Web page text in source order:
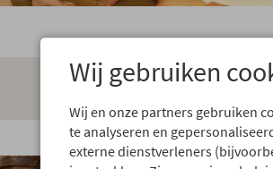
Wij gebruiken
Wij en onze partners gebruiken
te analyseren en
externe dienstverleners